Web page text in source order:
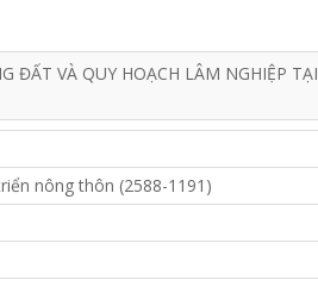
ĐẤT VÀ QUY HOẠCH LÂM NGHIỆP TẠI
nông thôn (2588-1191)